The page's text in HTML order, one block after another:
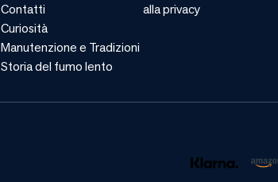
Contatti
Curiosità
Manutenzione e Tradizioni
Storia del fumo lento
alla privacy